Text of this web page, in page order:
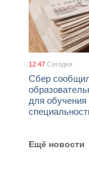
12:47 Сегодня
Сбер
для
Ещё новости